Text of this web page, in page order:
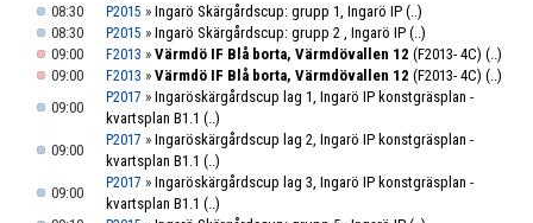
08:30
P2015 » Ingarö Skärgårdscup: grupp 1, Ingarö IP (..)
08:30
P2015 » Ingarö Skärgårdscup: grupp 2 , Ingarö IP (..)
09:00
F2013 » Värmdö IF Blå borta, Värmdövallen 12 (F2013- 4C) (..)
09:00
F2013 » Värmdö IF Blå borta, Värmdövallen 12 (F2013- 4C) (..)
09:00
P2017 » Ingaröskärgårdscup lag 1, Ingarö IP konstgräsplan -
kvartsplan B1.1 (..)
09:00
P2017 » Ingaröskärgårdscup lag 2, Ingarö IP konstgräsplan -
kvartsplan B1.1 (..)
09:00
P2017 » Ingaröskärgårdscup lag 3, Ingarö IP konstgräsplan -
kvartsplan B1.1 (..)